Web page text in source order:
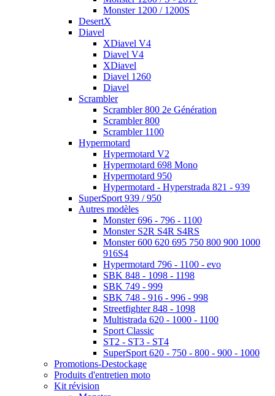
Monster 1200 / 1200S
DesertX
Diavel
XDiavel V4
Diavel V4
XDiavel
Diavel 1260
Diavel
Scrambler
Scrambler 800 2e Génération
Scrambler 800
Scrambler 1100
Hypermotard
Hypermotard V2
Hypermotard 698 Mono
Hypermotard 950
Hypermotard - Hyperstrada 821 - 939
SuperSport 939 / 950
Autres modèles
Monster 696 - 796 - 1100
Monster S2R S4R S4RS
Monster 600 620 695 750 800 900 1000
916S4
Hypermotard 796 - 1100 - evo
SBK 848 - 1098 - 1198
SBK 749 - 999
SBK 748 - 916 - 996 - 998
Streetfighter 848 - 1098
Multistrada 620 - 1000 - 1100
Sport Classic
ST2 - ST3 - ST4
SuperSport 620 - 750 - 800 - 900 - 1000
Promotions-Destockage
Produits d'entretien moto
Kit révision